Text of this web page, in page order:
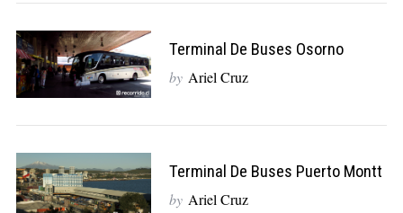
Terminal De Buses Osorno
by Ariel Cruz
Terminal De Buses Puerto Montt
by Ariel Cruz